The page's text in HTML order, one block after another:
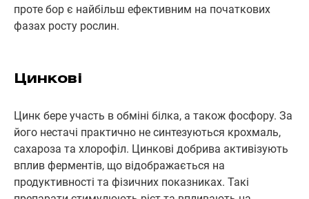
проте бор є найбільш ефективним на початкових
фазах росту рослин.
Цинкові
Цинк бере участь в обміні білка, а також фосфору. За
його нестачі практично не синтезуються крохмаль,
сахароза та хлорофіл. Цинкові добрива активізують
вплив ферментів, що відображається на
продуктивності та фізичних показниках. Такі